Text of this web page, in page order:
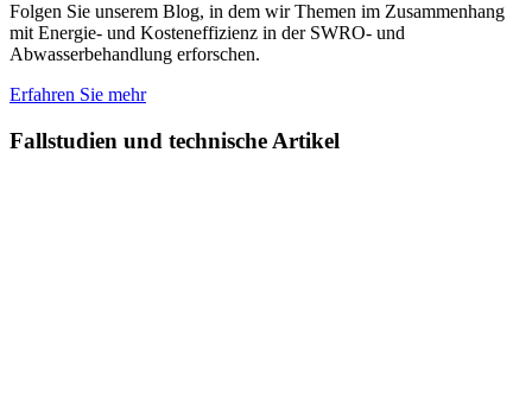
Folgen Sie unserem Blog, in dem wir Themen im Zusammenhang
mit Energie- und Kosteneffizienz in der SWRO- und
Abwasserbehandlung erforschen.
Erfahren Sie mehr
Fallstudien und technische Artikel